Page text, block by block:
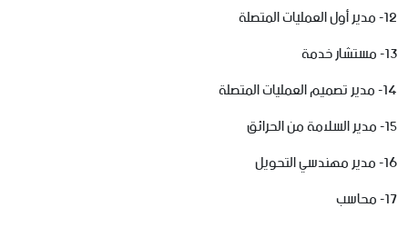
12- مدير أول العمليات المتصلة
13- مستشار خدمة
14- مدير تصميم العمليات المتصلة
15- مدير السلامة من الحرائق
16- مدير مهندسي التحويل
17- محاسب